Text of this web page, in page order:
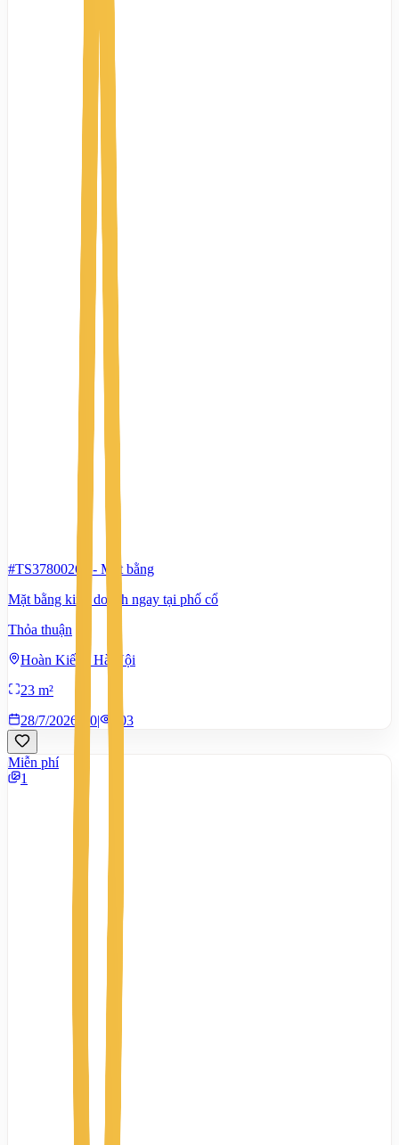
#TS37800265 - Mặt bằng
Mặt bằng kinh doanh ngay tại phố cổ
Thỏa thuận
Hoàn Kiếm, Hà Nội
23 m²
28/7/2026
0| 703
Miễn phí
1